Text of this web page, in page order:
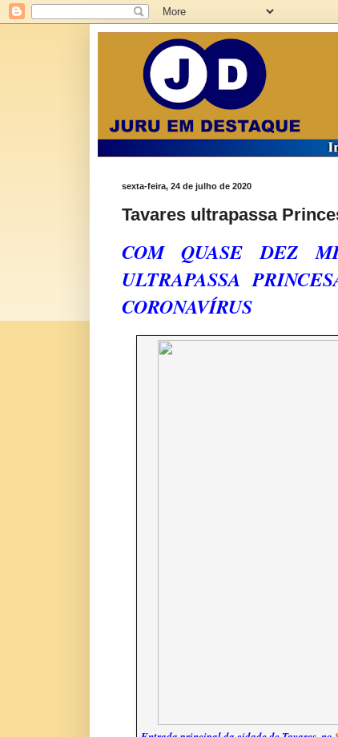
sexta-feira, 24 de julho de 2020
Tavares ultrapassa
COM QUASE DEZ
ULTRAPASSA
CORONAVÍRUS